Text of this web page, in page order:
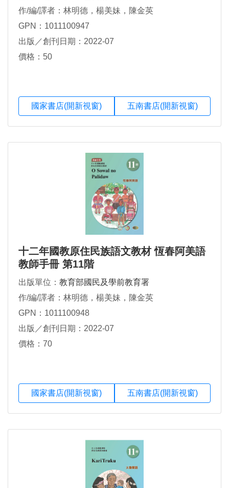
作/編/譯者：林明德，楊美妹，陳金英
GPN：1011100947
出版／創刊日期：2022-07
價格：50
國家書店(開新視窗) 五南書店(開新視窗)
十二年國教原住民族語文教材 恆春阿美語
教師手冊 第11階
出版單位： 教育部國民及學前教育署
作/編/譯者：林明德，楊美妹，陳金英
GPN：1011100948
出版／創刊日期：2022-07
價格：70
國家書店(開新視窗) 五南書店(開新視窗)